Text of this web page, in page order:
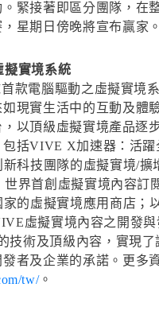
緊接著即區分團隊，在
星期日傍晚將宣布贏家。
實境系統
款電腦驅動之虛擬實境
如現實生活中的互動及體
，以頂級虛擬實境產品逐
包括VIVE X加速器：活躍
科技團隊的虛擬實境/擴
界首創虛擬實境內容訂
家的虛擬實境應用商店；
虛擬實境內容之開發與
技術及頂級內容，實現了
者及企業的承諾。更多
tw/。